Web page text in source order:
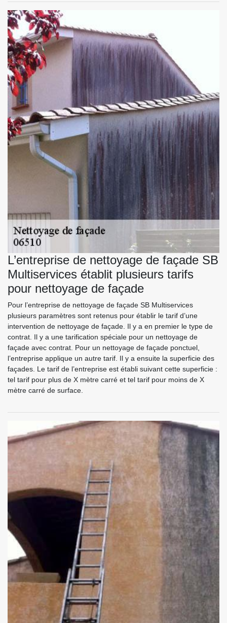
L’entreprise de nettoyage de façade SB
Multiservices établit plusieurs tarifs
pour nettoyage de façade
Pour l’entreprise de nettoyage de façade SB Multiservices
plusieurs paramètres sont retenus pour établir le tarif d’une
intervention de nettoyage de façade. Il y a en premier le type de
contrat. Il y a une tarification spéciale pour un nettoyage de
façade avec contrat. Pour un nettoyage de façade ponctuel,
l’entreprise applique un autre tarif. Il y a ensuite la superficie des
façades. Le tarif de l’entreprise est établi suivant cette superficie :
tel tarif pour plus de X mètre carré et tel tarif pour moins de X
mètre carré de surface.